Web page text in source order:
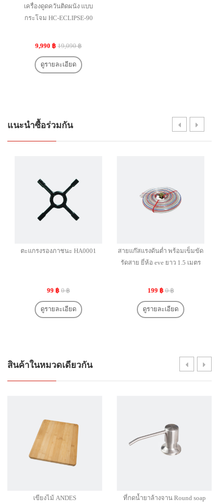
เครื่องดูดควันติดผนัง แบบ
กระโจม HC-ECLIPSE-90
9,990 ฿ 19,090 ฿
ดูรายละเอียด
แนะนำซื้อร่วมกัน
ตะแกรงรองภาชนะ HA0001
99 ฿ 0 ฿
ดูรายละเอียด
สายแก๊สแรงดันต่ำ พร้อมเข็มขัด
รัดสาย ยี่ห้อ eve ยาว 1.5 เมตร
199 ฿ 0 ฿
ดูรายละเอียด
สินค้าในหมวดเดียวกัน
เขียงไม้ ANDES
ที่กดน้ำยาล้างจาน Round soap